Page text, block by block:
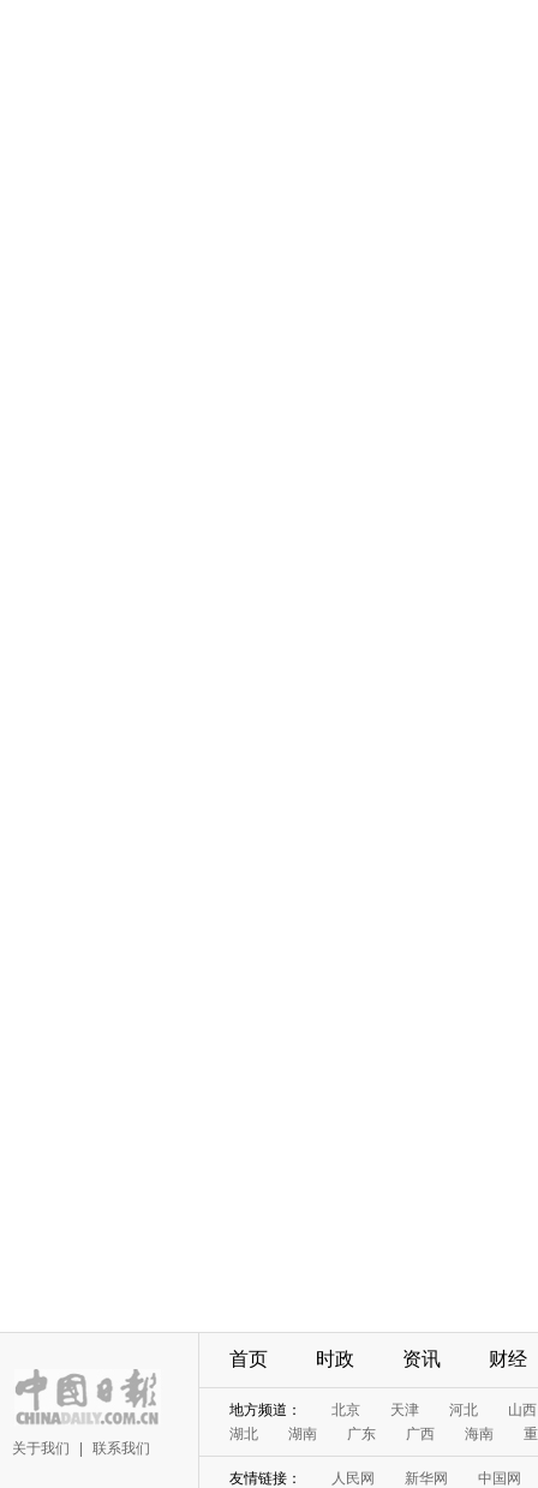
关于我们 联系我们
首页 时政 资讯 财经
地方频道： 北京 天津 河北
山西
湖北
湖南 广东 广西 海南
友情链接： 人民网 新华网
中国网